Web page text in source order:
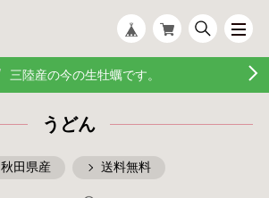
三陸産の今の生牡蠣です。
うどん
秋田県産 送料無料